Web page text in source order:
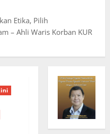
Etika, Pilih
– Ahli Waris Korban KUR